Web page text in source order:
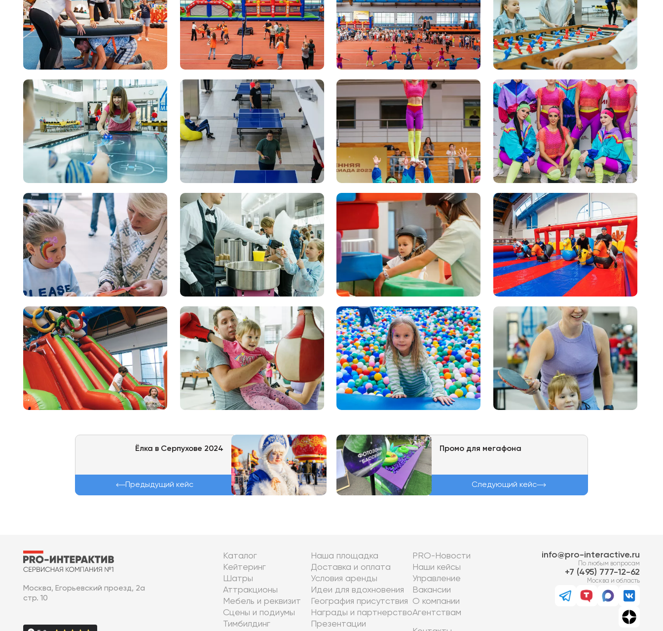
Ёлка в Серпухове 2024
Предыдущий кейс
Промо для мегафона
Следующий кейс
Москва, Егорьевский проезд, 2а
стр. 10
Каталог
Кейтеринг
Шатры
Аттракционы
Мебель и реквизит
Сцены и подиумы
Тимбилдинг
Наша площадка
Доставка и оплата
Условия аренды
Идеи для вдохновения
География присутствия
Награды и партнерство
Презентации
PRO-Новости
Наши кейсы
Управление
Вакансии
О компании
Агентствам
info@pro-interactive.ru
По любым вопросам
7 (495) 777-12-62
Москва и область